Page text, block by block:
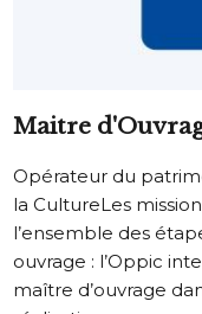
Maitre
Opérateur du
la CultureLes
l’ensemble des
ouvrage : l’Oppic
maître d’ouvrage